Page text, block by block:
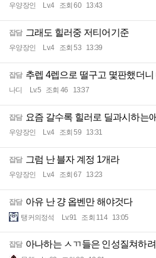
우양장인 Lv.4 조회 60 13:43
잡담 그래도 힐러중 저티어기준
우양장인 Lv.4 조회 53 13:39
잡담 추렙 4렙으로 떨구고 몇판했더니
나디 Lv.5 조회 46 13:37
잡담 요즘 갈수록 힐러로 딜과시하는
우양장인 Lv.4 조회 59 13:31
잡담 그럼 난 블자 계정 1개라
우양장인 Lv.4 조회 67 13:23
잡담 아유 난 걍 옵벤만 해야것다
탱커의정석 Lv.91 조회 114 13:05
잡담 아나하는 ㅅㄲ들은 인성질쳐하